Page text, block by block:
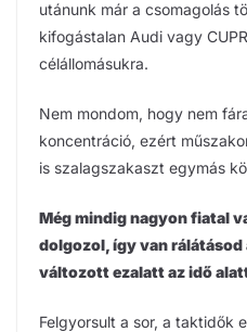
utánunk már a csomagolás
kifogástalan Audi vagy
célállomásukra.
Nem mondom, hogy nem
koncentráció, ezért
is szalagszakaszt egymás
Még mindig nagyon fiatal
dolgozol, így van
változott ezalatt az idő
Felgyorsult a sor, a taktidők